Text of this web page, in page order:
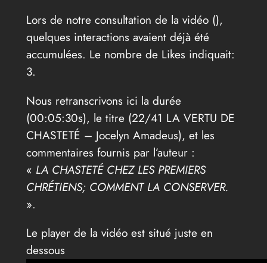
Lors de notre consultation de la vidéo (),
quelques interactions avaient déjà été
accumulées. Le nombre de Likes indiquait:
3.
Nous retranscrivons ici la durée
(00:05:30s), le titre (22/41 LA VERTU DE
CHASTETÉ – Jocelyn Amadeus), et les
commentaires fournis par l’auteur :
« LA CHASTETÉ CHEZ LES PREMIERS
CHRÉTIENS; COMMENT LA CONSERVER.
».
Le player de la vidéo est situé juste en
dessous